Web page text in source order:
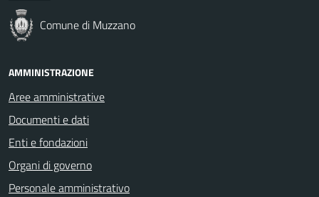
Comune di Muzzano
AMMINISTRAZIONE
Aree amministrative
Documenti e dati
Enti e fondazioni
Organi di governo
Personale amministrativo